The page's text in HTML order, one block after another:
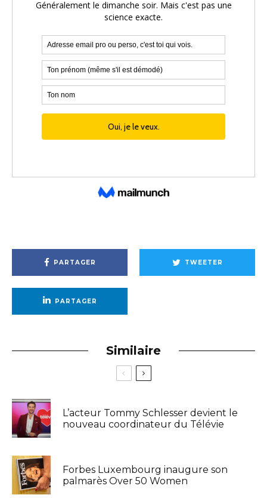
PARTAGER TWEETER
PARTAGER
Similaire
L’acteur Tommy Schlesser devient le
nouveau coordinateur du Télévie
Forbes Luxembourg inaugure son
palmarès Over 50 Women